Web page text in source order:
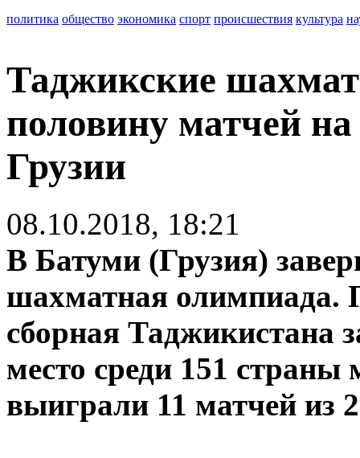
политика общество экономика спорт происшествия культура
Таджикские
половину матчей
Грузии
08.10.2018, 18:21
В Батуми (Грузия)
шахматная олимпиада.
сборная Таджикистана
место среди 151
выиграли 11 матчей из